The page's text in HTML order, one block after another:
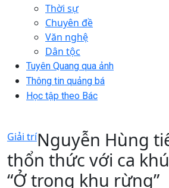
Thời sự
Chuyên đề
Văn nghệ
Dân tộc
Tuyên Quang qua ảnh
Thông tin quảng bá
Học tập theo Bác
Giải tríNguyễn Hùng
thổn thức với ca
“Ở trong khu rừng”